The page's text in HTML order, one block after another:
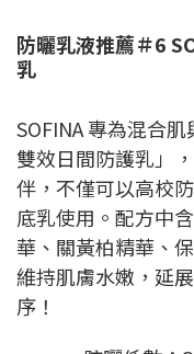
防曬乳液推薦＃6
乳
SOFINA 專為混合
雙效日間防護乳」
伴，不僅可以高校
底乳使用。配方中
華、關黃柏精華、
維持肌膚水嫩，延
序！